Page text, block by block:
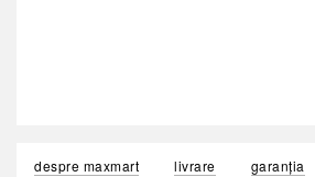
despre maxmart livrare garanția